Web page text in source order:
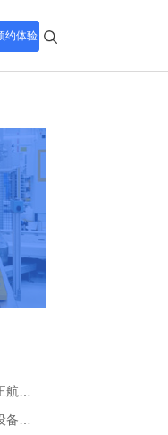
约体验